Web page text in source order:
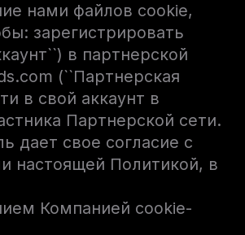
нами файлов cookie,
зарегистрировать
в партнерской
(``Партнерская
в свой аккаунт в
Партнерской сети.
дает свое согласие с
настоящей Политикой, в
Компанией cookie-